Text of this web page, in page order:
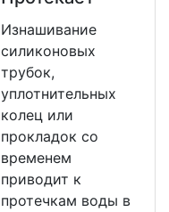
Изнашивание
силиконовых
трубок,
уплотнительных
колец или
прокладок со
временем
приводит к
протечкам воды в